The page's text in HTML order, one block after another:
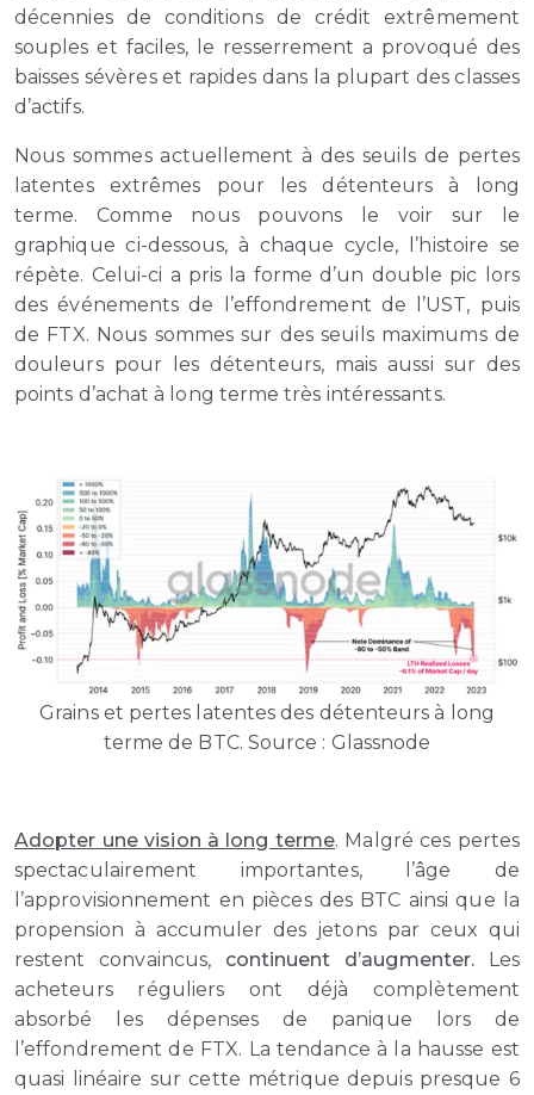
décennies de conditions de crédit extrêmement
souples et faciles, le resserrement a provoqué des
baisses sévères et rapides dans la plupart des classes
d’actifs.
Nous sommes actuellement à des seuils de pertes
latentes extrêmes pour les détenteurs à long
terme. Comme nous pouvons le voir sur le
graphique ci-dessous, à chaque cycle, l’histoire se
répète. Celui-ci a pris la forme d’un double pic lors
des événements de l’effondrement de l’UST, puis
de FTX. Nous sommes sur des seuils maximums de
douleurs pour les détenteurs, mais aussi sur des
points d’achat à long terme très intéressants.
Grains et pertes latentes des détenteurs à long
terme de BTC. Source : Glassnode
Adopter une vision à long terme. Malgré ces pertes
spectaculairement importantes, l’âge de
l’approvisionnement en pièces des BTC ainsi que la
propension à accumuler des jetons par ceux qui
restent convaincus, continuent d’augmenter. Les
acheteurs réguliers ont déjà complètement
absorbé les dépenses de panique lors de
l’effondrement de FTX. La tendance à la hausse est
quasi linéaire sur cette métrique depuis presque 6